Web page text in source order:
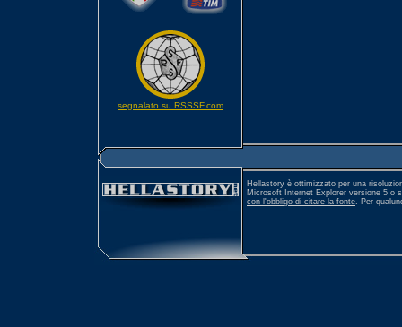
segnalato su RSSSF.com
Hellastory è ottimizzato per una
Microsoft Internet Explorer versione 5 o
con l'obbligo di citare la fonte. Per